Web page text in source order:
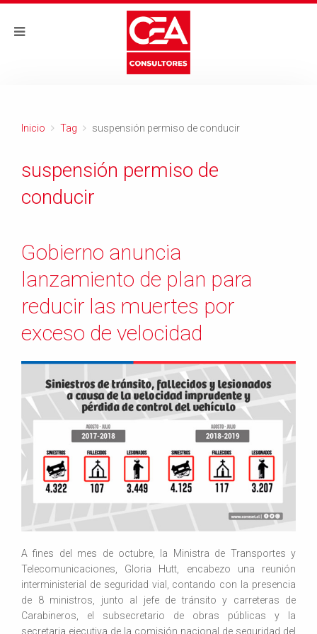
Inicio Tag suspensión permiso de conducir
suspensión permiso de
conducir
Gobierno anuncia
lanzamiento de plan para
reducir las muertes por
exceso de velocidad
A fines del mes de octubre, la Ministra de Transportes y
Telecomunicaciones, Gloria Hutt, encabezo una reunión
interministerial de seguridad vial, contando con la presencia
de 8 ministros, junto al jefe de tránsito y carreteras de
Carabineros, el subsecretario de obras públicas y la
secretaria ejecutiva de la comisión nacional de seguridad del